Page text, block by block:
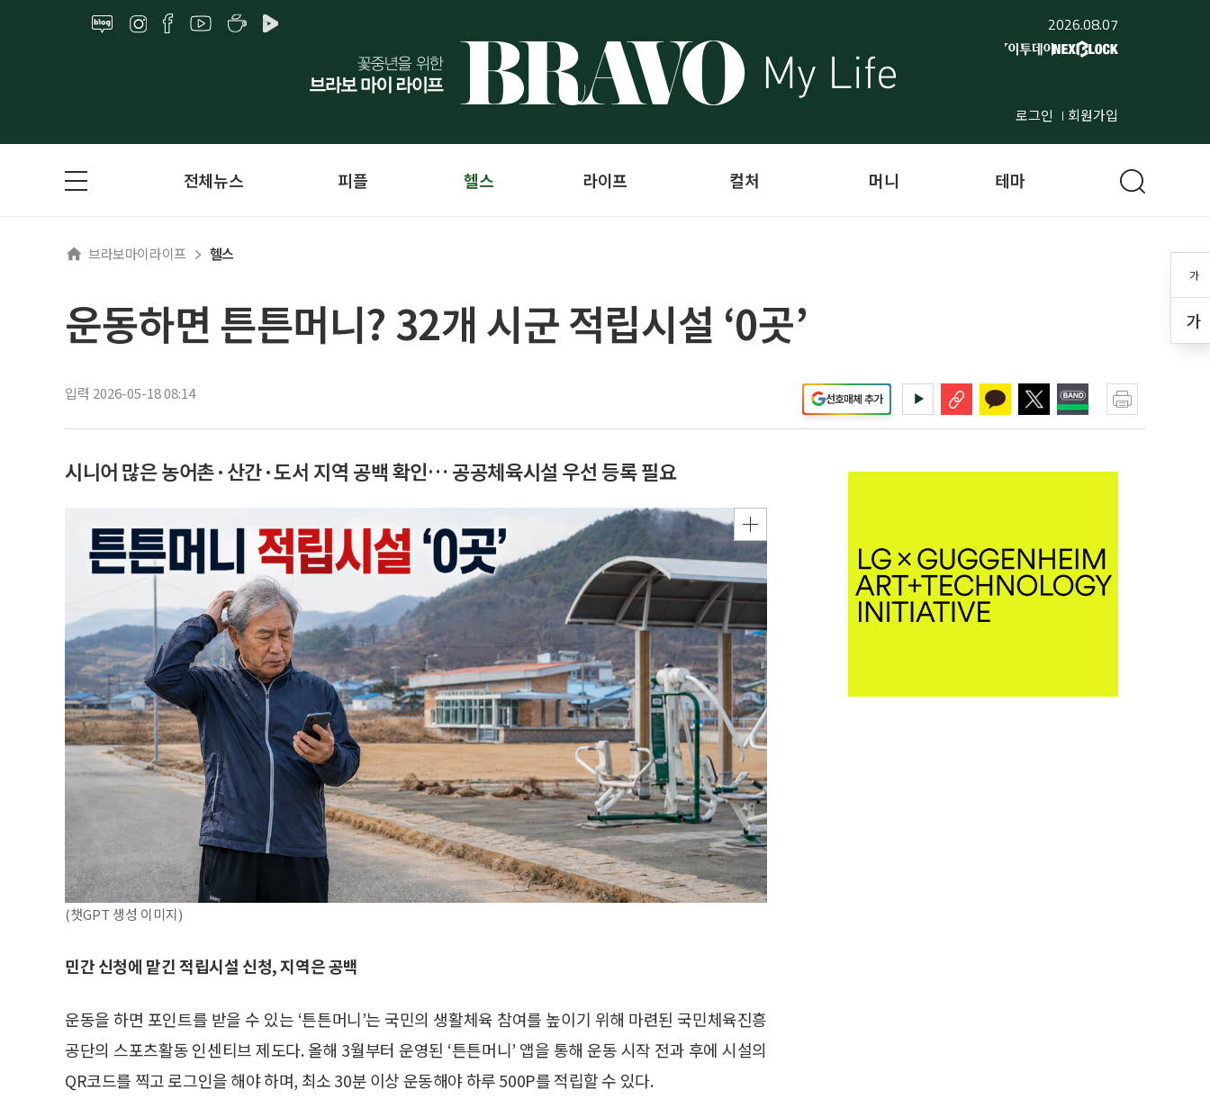
2026.08.07
로그인 회원가입
가
가
전체뉴스 피플 헬스 라이프 컬처 머니 테마
브라보마이라이프 헬스
운동하면 튼튼머니? 32개 시군 적립시설 ‘0곳’
입력 2026-05-18 08:14 선호매체 추가
시니어 많은 농어촌·산간·도서 지역 공백 확인… 공공체육시설 우선 등록 필요
(챗GPT 생성 이미지)
민간 신청에 맡긴 적립시설 신청, 지역은 공백
운동을 하면 포인트를 받을 수 있는 ‘튼튼머니’는 국민의 생활체육 참여를 높이기 위해 마련된 국민체육진흥
공단의 스포츠활동 인센티브 제도다. 올해 3월부터 운영된 ‘튼튼머니’ 앱을 통해 운동 시작 전과 후에 시설의
QR코드를 찍고 로그인을 해야 하며, 최소 30분 이상 운동해야 하루 500P를 적립할 수 있다.